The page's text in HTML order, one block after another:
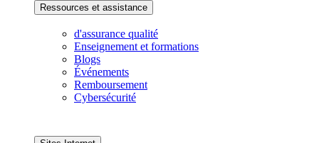
Ressources et assistance
d'assurance qualité
Enseignement et formations
Blogs
Événements
Remboursement
Cybersécurité